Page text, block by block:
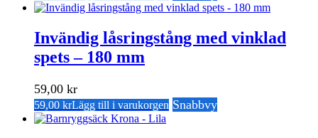
Invändig låsringstång med vinklad
spets – 180 mm
59,00 kr
59,00 krLägg till i varukorgen Snabbvy